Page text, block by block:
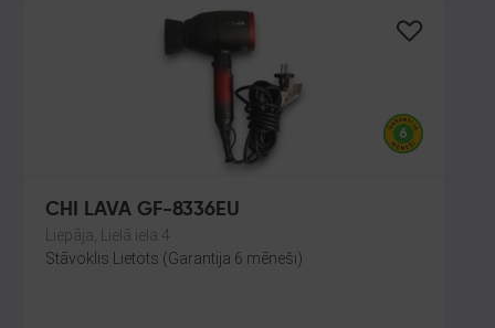
CHI LAVA GF-8336EU
Liepāja, Lielā iela 4
Stāvoklis Lietots (Garantija 6 mēneši)